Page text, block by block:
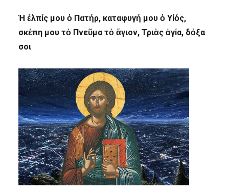
Ἡ ἐλπίς μου ὁ Πατήρ, καταφυγή μου ὁ Υἱός,
σκέπη μου τὸ Πνεῦμα τὸ ἅγιον, Τριὰς ἁγία, δόξα
σοι